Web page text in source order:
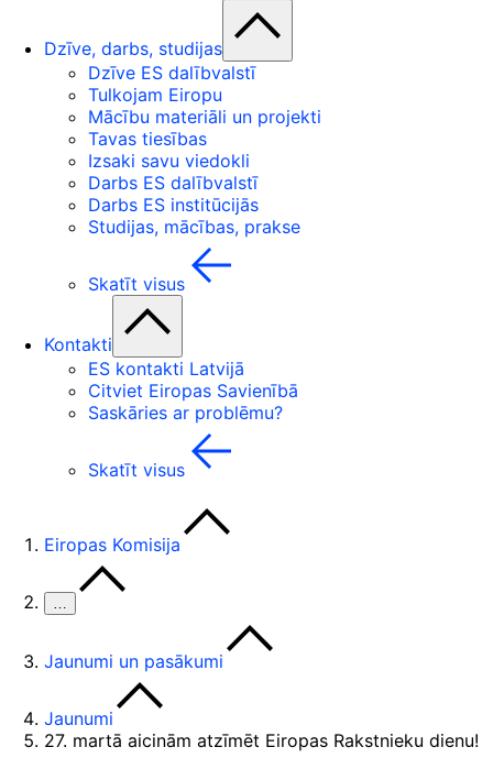
Dzīve, darbs, studijas
Dzīve ES dalībvalstī
Tulkojam Eiropu
Mācību materiāli un projekti
Tavas tiesības
Izsaki savu viedokli
Darbs ES dalībvalstī
Darbs ES institūcijās
Studijas, mācības, prakse
Skatīt visus
Kontakti
ES kontakti Latvijā
Citviet Eiropas Savienībā
Saskāries ar problēmu?
Skatīt visus
Eiropas Komisija
…
Jaunumi un pasākumi
Jaunumi
27. martā aicinām atzīmēt Eiropas Rakstnieku dienu!